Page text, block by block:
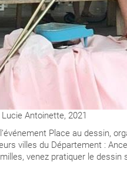
Antoinette, 2021
Place au dessin,
villes du Département :
venez pratiquer le